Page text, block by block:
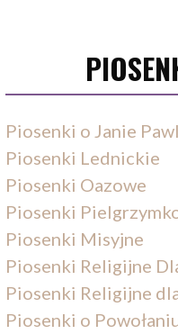
Piosenki o Janie
Piosenki Lednickie
Piosenki Oazowe
Piosenki
Piosenki Misyjne
Piosenki Religijne
Piosenki Religijne
Piosenki o